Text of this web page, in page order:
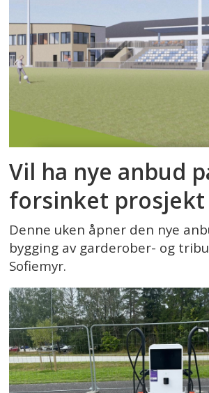
Vil ha nye anbud
forsinket prosjekt
Denne uken åpner den nye
bygging av garderober- og
Sofiemyr.